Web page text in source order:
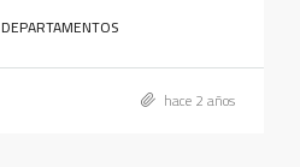
DEPARTAMENTOS
hace 2 años